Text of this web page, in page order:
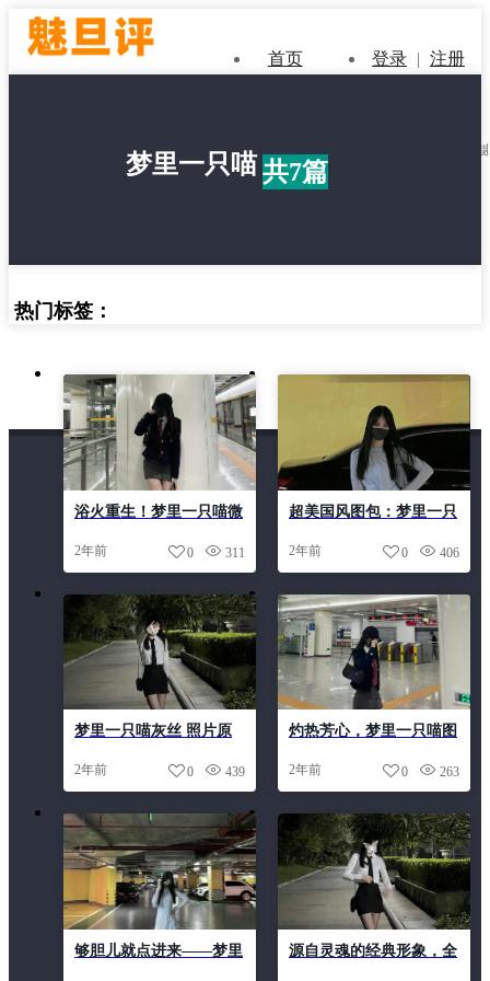
首页 登录 | 注册
梦里一只喵共7篇
热门标签：
浴火重生！梦里一只喵微
2年前 311
0
超美国风图包：梦里一只
2年前 406
0
梦里一只喵灰丝 照片原
2年前 439
0
灼热芳心，梦里一只喵图
2年前 263
0
够胆儿就点进来——梦里
源自灵魂的经典形象，全